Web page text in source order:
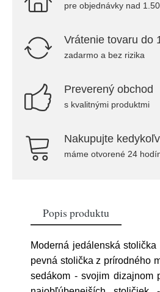
pre objednávky nad
Vrátenie tovaru do
zadarmo a bez rizika
Preverený obchod
s kvalitnými produktmi
Nakupujte
máme otvorené 24
Popis produktu
Moderná jedálenská
pevná stolička z prírodného
sedákom - svojim dizajnom